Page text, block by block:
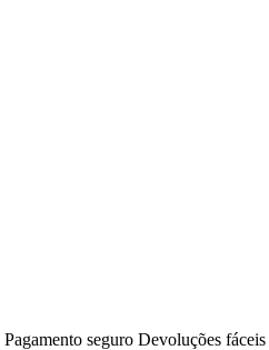
Pagamento seguro Devoluções fáceis